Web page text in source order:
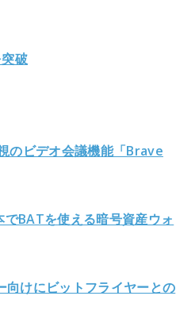
破
のビデオ会議機能「Brave
BATを使える暗号資産ウォ
向けにビットフライヤーとの